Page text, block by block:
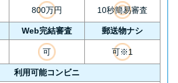
今月の家賃払えない…2ヵ月目に
は解決しないと危険な理由と対
処法3つ
家賃払えないが強制退去は避け
800万円 10秒簡易審査
Web完結審査 郵送物ナシ
可 可※1
利用可能コンビニ